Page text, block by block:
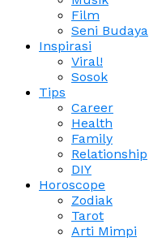
Film
Seni Budaya
Inspirasi
Viral!
Sosok
Tips
Career
Health
Family
Relationship
DIY
Horoscope
Zodiak
Tarot
Arti Mimpi